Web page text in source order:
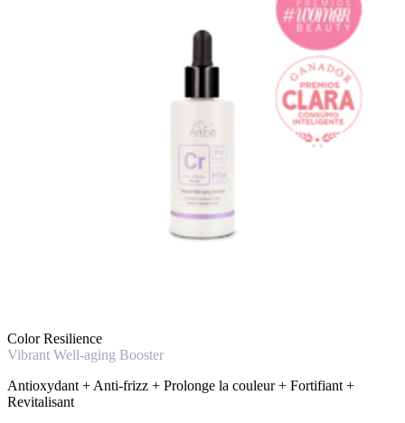
Color Resilience
Vibrant Well-aging Booster
Antioxydant + Anti-frizz + Prolonge la couleur + Fortifiant +
Revitalisant